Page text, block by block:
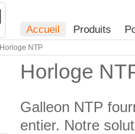
Accueil Produits
Horloge NTP
Horloge
Galleon NTP
entier. Notre